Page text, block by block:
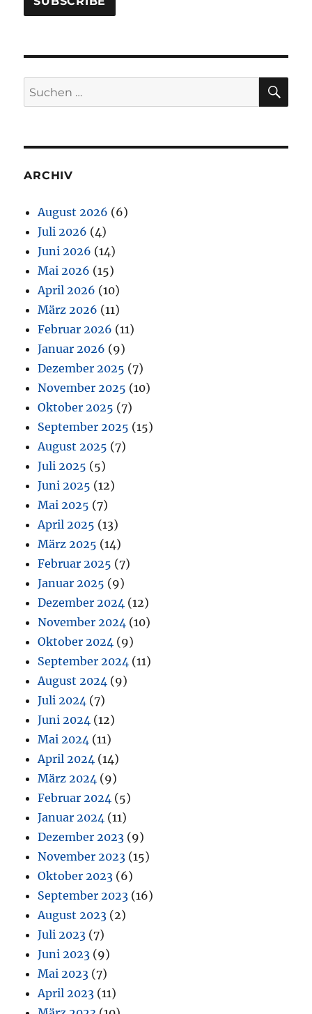
Suchen
nach:
ARCHIV
August 2026 (6)
Juli 2026 (4)
Juni 2026 (14)
Mai 2026 (15)
April 2026 (10)
März 2026 (11)
Februar 2026 (11)
Januar 2026 (9)
Dezember 2025 (7)
November 2025 (10)
Oktober 2025 (7)
September 2025 (15)
August 2025 (7)
Juli 2025 (5)
Juni 2025 (12)
Mai 2025 (7)
April 2025 (13)
März 2025 (14)
Februar 2025 (7)
Januar 2025 (9)
Dezember 2024 (12)
November 2024 (10)
Oktober 2024 (9)
September 2024 (11)
August 2024 (9)
Juli 2024 (7)
Juni 2024 (12)
Mai 2024 (11)
April 2024 (14)
März 2024 (9)
Februar 2024 (5)
Januar 2024 (11)
Dezember 2023 (9)
November 2023 (15)
Oktober 2023 (6)
September 2023 (16)
August 2023 (2)
Juli 2023 (7)
Juni 2023 (9)
Mai 2023 (7)
April 2023 (11)